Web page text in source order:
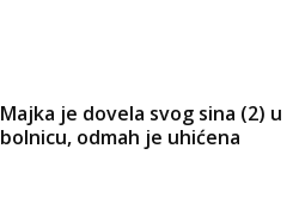
Majka je dovela svog sina (2) u
bolnicu, odmah je uhićena